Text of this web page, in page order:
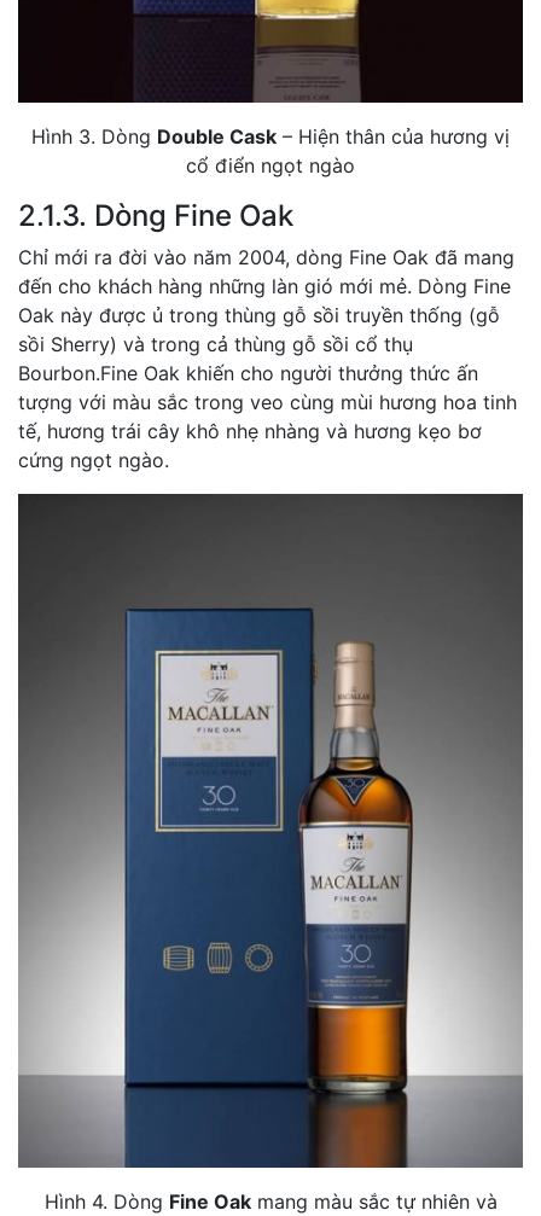
Hình 3. Dòng Double Cask – Hiện thân của hương vị
cổ điển ngọt ngào
2.1.3. Dòng Fine Oak
Chỉ mới ra đời vào năm 2004, dòng Fine Oak đã mang
đến cho khách hàng những làn gió mới mẻ. Dòng Fine
Oak này được ủ trong thùng gỗ sồi truyền thống (gỗ
sồi Sherry) và trong cả thùng gỗ sồi cổ thụ
Bourbon.Fine Oak khiến cho người thưởng thức ấn
tượng với màu sắc trong veo cùng mùi hương hoa tinh
tế, hương trái cây khô nhẹ nhàng và hương kẹo bơ
cứng ngọt ngào.
Hình 4. Dòng Fine Oakmang màu sắc tự nhiên và